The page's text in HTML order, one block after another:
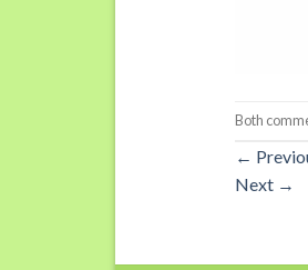
Both
←
Next →